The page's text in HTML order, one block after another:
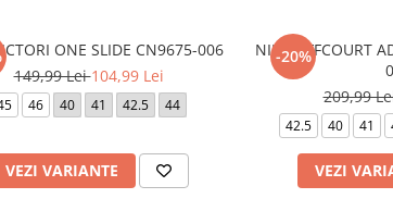
ONE SLIDE CN9675-006
149,99 Lei104,99 Lei
46 40 41 42.5 44
VEZI VARIANTE
-20%
NIKE OFFCOURT
209,99
42.5 40 41
VEZI